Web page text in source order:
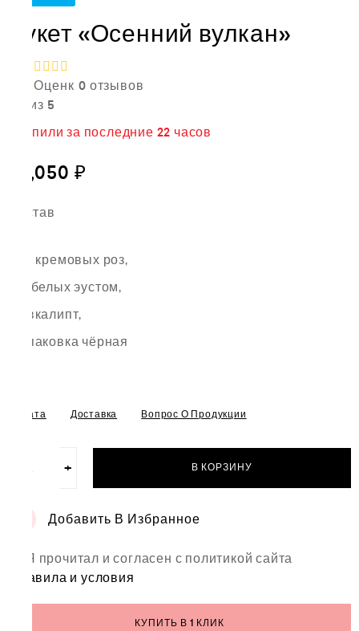
Букет «Осенний вулкан»
Оценк
из 5
0 отзывов
купили за последние 22 часов
17,050 ₽
Состав
15 кремовых роз,
9 белых эустом,
эвкалипт,
упаковка чёрная
Оплата Доставка Вопрос О Продукции
Букет
вулкан"
+ В КОРЗИНУ
Добавить В Избранное
Я прочитал и согласен с политикой сайта
правила и условия
КУПИТЬ В 1 КЛИК